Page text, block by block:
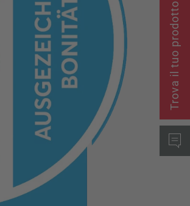
Trova il tuo prodotto